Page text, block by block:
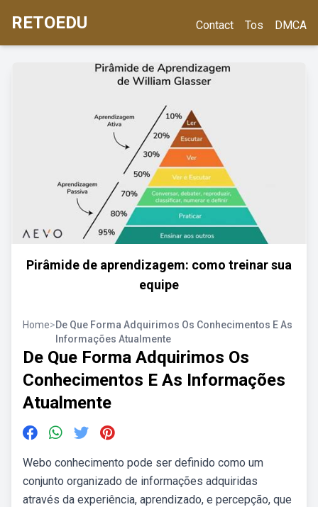
RETOEDU Contact Tos DMCA
Pirâmide de aprendizagem: como treinar sua
equipe
Home>De Que Forma Adquirimos Os Conhecimentos E As
Informações Atualmente
De Que Forma Adquirimos Os
Conhecimentos E As Informações
Atualmente
Webo conhecimento pode ser definido como um
conjunto organizado de informações adquiridas
através da experiência, aprendizado, e percepção, que